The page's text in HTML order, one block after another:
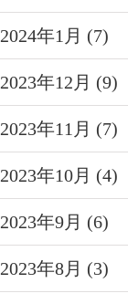
2024年1月 (7)
2023年12月 (9)
2023年11月 (7)
2023年10月 (4)
2023年9月 (6)
2023年8月 (3)